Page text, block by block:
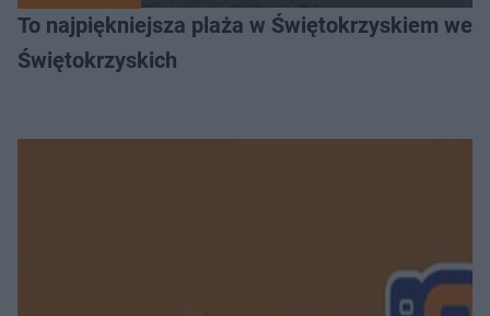
To najpiękniejsza plaża w Świętokrzyskiem
Świętokrzyskich